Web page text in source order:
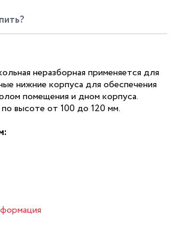
неразборная применяется для
нижние корпуса для обеспечения
помещения и дном корпуса.
высоте от 100 до 120 мм.